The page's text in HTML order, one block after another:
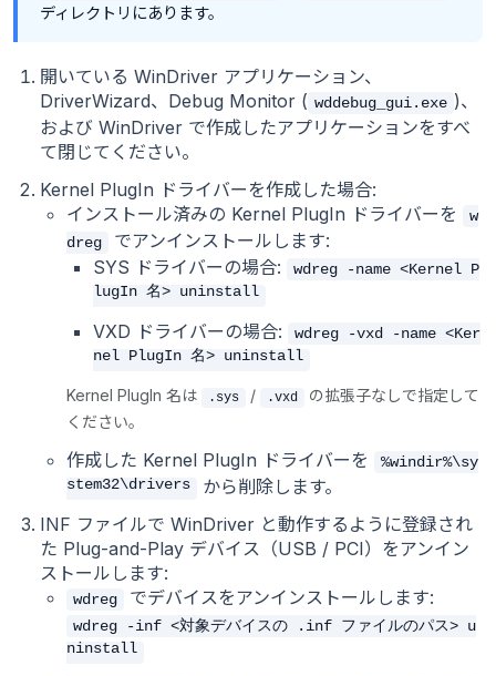
ディレクトリにあります。
開いている WinDriver アプリケーション、
DriverWizard、Debug Monitor ( wddebug_gui.exe )、
および WinDriver で作成したアプリケーションをすべ
て閉じてください。
Kernel PlugIn ドライバーを作成した場合:
インストール済みの Kernel PlugIn ドライバーを
w
dreg
でアンインストールします:
SYS ドライバーの場合:
wdreg -name <Kernel P
lugIn 名> uninstall
VXD ドライバーの場合:
wdreg -vxd -name <Ker
nel PlugIn 名> uninstall
Kernel PlugIn 名は .sys / .vxd
の拡張子なしで指定して
ください。
作成した Kernel PlugIn ドライバーを %windir%\sy
stem32\drivers から削除します。
INF ファイルで WinDriver と動作するように登録され
た Plug-and-Play デバイス（USB / PCI）をアンイン
ストールします:
wdreg でデバイスをアンインストールします:
wdreg -inf <対象デバイスの .inf ファイルのパス> u
ninstall